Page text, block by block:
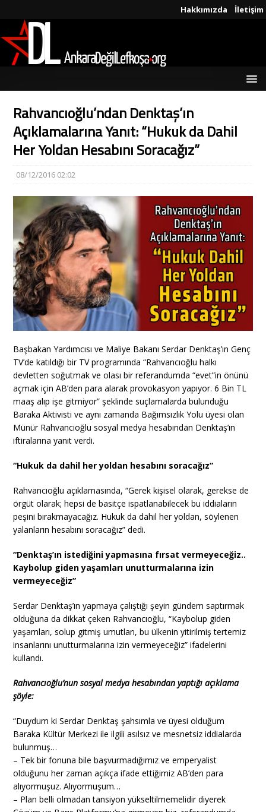
Hakkımızda İletişim
Rahvancıoğlu’ndan Denktaş’ın
Açıklamalarına Yanıt: “Hukuk da Dahil
Her Yoldan Hesabını Soracağız”
08/12/2016 02:02
Başbakan Yardımcısı ve Maliye Bakanı Serdar Denktaş’ın Genç
TV’de katıldığı bir TV programında “Rahvancıoğlu halkı
devletten soğutmak ve olası bir referandumda “evet”in önünü
açmak için AB’den para alarak provokasyon yapıyor. 6 Bin TL
maaş alıp işe gitmiyor” şeklinde suçlamalarda bulunduğu
Baraka Aktivisti ve aynı zamanda Bağımsızlık Yolu üyesi olan
Münür Rahvancıoğlu sosyal medya hesabından Denktaş’ın
iftiralarına yanıt verdi.
“Hukuk da dahil her yoldan hesabını soracağız”
Rahvancıoğlu açıklamasında, “Gerek kişisel olarak, gerekse de
örgüt olarak; hepsi de basitçe ispatlanabilecek bu iddiaların
peşini bırakmayacağız. Hukuk da dahil her yoldan, söylenen
yalanların hesabını soracağız” dedi.
“Denktaş’ın istediğini yapmasına fırsat vermeyeceğiz..
Kaybolup giden yaşamları unutturmalarına izin
vermeyeceğiz”
Serdar Denktaş’ın yapmaya çalıştığı şeyin gündem saptırmak
olduğuna da dikkat çeken Rahvancıoğlu, “Kaybolup giden
yaşamları, solup gitmiş umutları, bu ülkenin yitirilmiş tertemiz
insanlarını unutturmalarına izin vermeyeceğiz” ifadelerini
kullandı.
Rahvancıoğlu’nun sosyal medya hesabından yaptığı açıklama
şöyle:
“Duydum ki Serdar Denktaş şahsımla ve üyesi olduğum
Baraka Kültür Merkezi ile ilgili asılsız ve mesnetsiz iddialarda
bulunmuş…
– Tek bir fonuna bile başvurmadığımız ve emperyalist
olduğunu her zaman açıkça ifade ettiğimiz AB’den para
alıyormuşuz. Alıyormuşum…
– Plan belli olmadan tansiyon yükseltilmemelidir diyerek